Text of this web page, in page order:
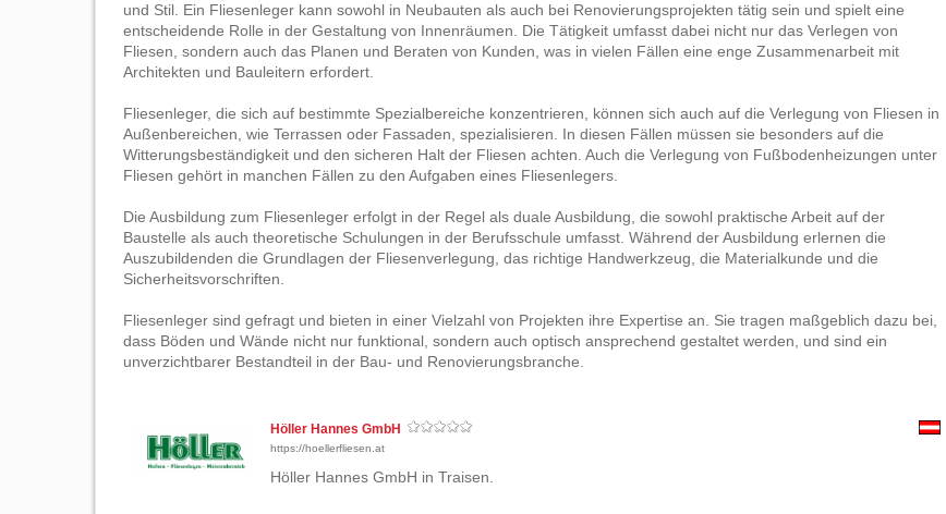
und Stil. Ein Fliesenleger kann sowohl in Neubauten als auch bei Renovierungsprojekten tätig sein und spielt eine
entscheidende Rolle in der Gestaltung von Innenräumen. Die Tätigkeit umfasst dabei nicht nur das Verlegen von
Fliesen, sondern auch das Planen und Beraten von Kunden, was in vielen Fällen eine enge Zusammenarbeit mit
Architekten und Bauleitern erfordert.
Fliesenleger, die sich auf bestimmte Spezialbereiche konzentrieren, können sich auch auf die Verlegung von Fliesen in
Außenbereichen, wie Terrassen oder Fassaden, spezialisieren. In diesen Fällen müssen sie besonders auf die
Witterungsbeständigkeit und den sicheren Halt der Fliesen achten. Auch die Verlegung von Fußbodenheizungen unter
Fliesen gehört in manchen Fällen zu den Aufgaben eines Fliesenlegers.
Die Ausbildung zum Fliesenleger erfolgt in der Regel als duale Ausbildung, die sowohl praktische Arbeit auf der
Baustelle als auch theoretische Schulungen in der Berufsschule umfasst. Während der Ausbildung erlernen die
Auszubildenden die Grundlagen der Fliesenverlegung, das richtige Handwerkzeug, die Materialkunde und die
Sicherheitsvorschriften.
Fliesenleger sind gefragt und bieten in einer Vielzahl von Projekten ihre Expertise an. Sie tragen maßgeblich dazu bei,
dass Böden und Wände nicht nur funktional, sondern auch optisch ansprechend gestaltet werden, und sind ein
unverzichtbarer Bestandteil in der Bau- und Renovierungsbranche.
Höller Hannes GmbH
https://hoellerfliesen.at
Höller Hannes GmbH in Traisen.